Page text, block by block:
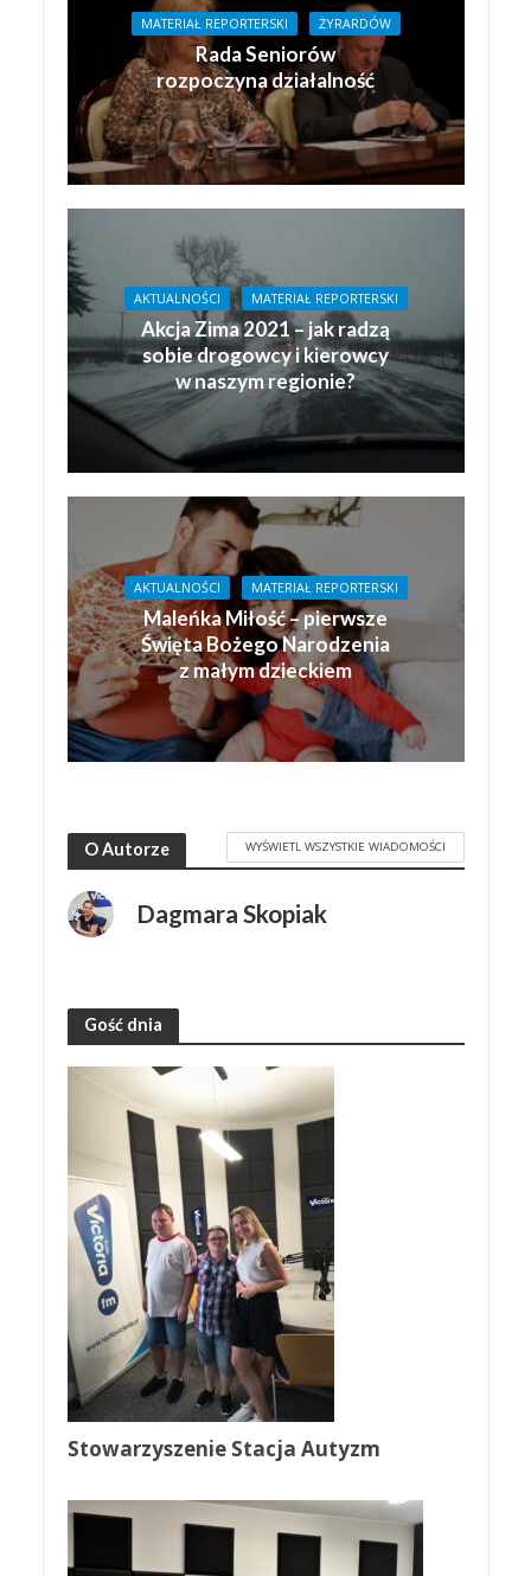
MATERIAŁ REPORTERSKI ŻYRARDÓW
Rada Seniorów
rozpoczyna działalność
AKTUALNOŚCI MATERIAŁ REPORTERSKI
Akcja Zima 2021 – jak radzą
sobie drogowcy i kierowcy
w naszym regionie?
AKTUALNOŚCI MATERIAŁ REPORTERSKI
Maleńka Miłość – pierwsze
Święta Bożego Narodzenia
z małym dzieckiem
O Autorze WYŚWIETL WSZYSTKIE WIADOMOŚCI
Dagmara Skopiak
Gość dnia
Stowarzyszenie Stacja Autyzm